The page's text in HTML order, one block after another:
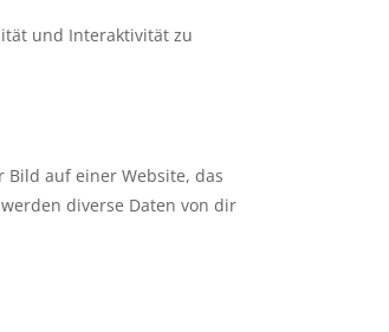
und Interaktivität zu
Bild auf einer Website, das
diverse Daten von dir